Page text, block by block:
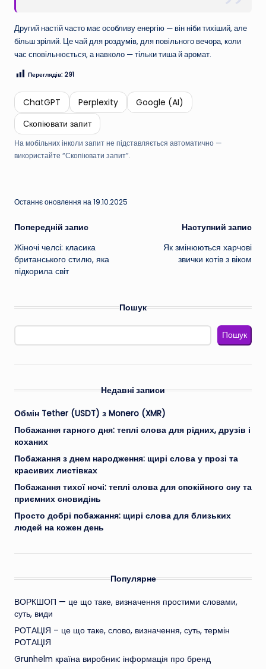
Другий настій часто має особливу енергію — він ніби тихіший, але
більш зрілий. Це чай для роздумів, для повільного вечора, коли
час сповільнюється, а навколо — тільки тиша й аромат.
Переглядів: 291
ChatGPT Perplexity
Google (AI)
Скопіювати запит
На мобільних інколи запит не підставляється автоматично —
використайте “Скопіювати запит”.
Останнє оновлення на 19.10.2025
Навігація
по
запису
Попередній запис
Жіночі челсі: класика
британського стилю, яка
підкорила світ
Наступний запис
Як змінюються харчові
звички котів з віком
Пошук
Пошук
Недавні записи
Обмін Tether (USDT) з Monero (XMR)
Побажання гарного дня: теплі слова для рідних, друзів і
коханих
Побажання з днем народження: щирі слова у прозі та
красивих листівках
Побажання тихої ночі: теплі слова для спокійного сну та
приємних сновидінь
Просто добрі побажання: щирі слова для близьких
людей на кожен день
Популярне
ВОРКШОП — це що таке, визначення простими словами,
суть, види
РОТАЦІЯ – це що таке, слово, визначення, суть, термін
РОТАЦІЯ
Grunhelm країна виробник: інформація про бренд